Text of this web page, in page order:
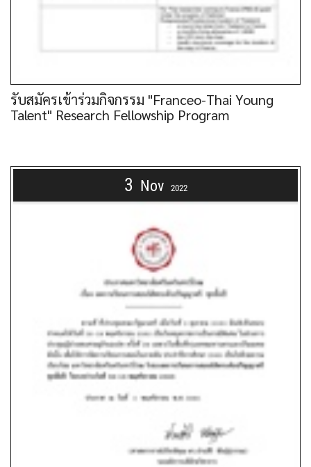
รับสมัครเข้าร่วมกิจกรรม "Franceo-Thai Young
Talent" Research Fellowship Program
3 Nov 2022